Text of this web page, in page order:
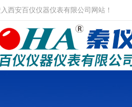
西安百仪仪器仪表有限公司网站！